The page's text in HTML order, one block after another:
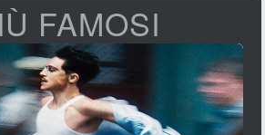
FAMOSI